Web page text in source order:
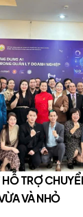
HỖ TRỢ
VÀ NHỎ